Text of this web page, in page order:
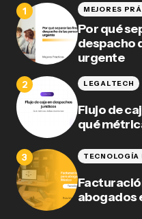
Por qué
despacho
urgente
MEJORES
Flujo de
qué
LEGALTECH
abogados
TECNOLOGÍA